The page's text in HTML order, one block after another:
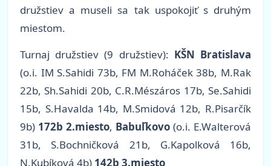
družstiev a museli sa tak uspokojiť s druhým
miestom.
Turnaj družstiev (9 družstiev): KŠN Bratislava
(o.i. IM S.Sahidi 73b, FM M.Roháček 38b, M.Rak
22b, Sh.Sahidi 20b, C.R.Mészáros 17b, Se.Sahidi
15b, S.Havalda 14b, M.Smidová 12b, R.Pisarčík
9b) 172b 2.miesto, Babuľkovo (o.i. E.Walterová
31b, S.Bochničková 21b, G.Kapolková 16b,
N.Kubíková 4b) 142b 3.miesto